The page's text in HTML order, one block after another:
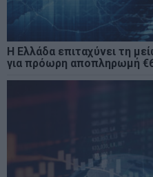
Η Ελλάδα επιταχύνει τη
για πρόωρη αποπληρωμή